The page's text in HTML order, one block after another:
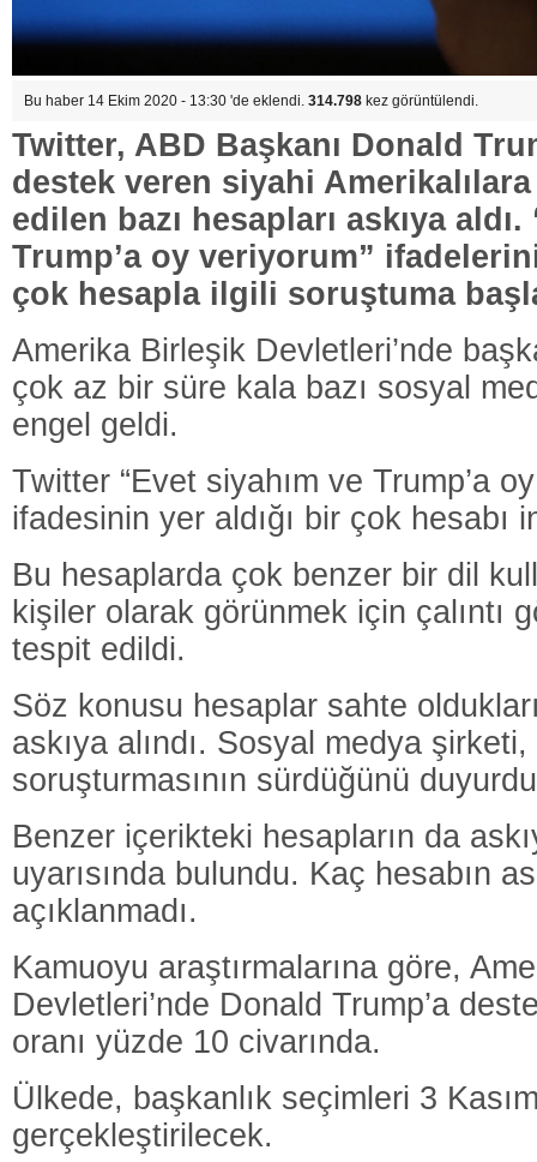
Bu haber 14 Ekim 2020 - 13:30 'de eklendi. 314.798 kez görüntülendi.
Twitter, ABD Başkanı Donald
destek veren siyahi
edilen bazı hesapları askıya
Trump’a oy veriyorum”
çok hesapla ilgili soruştuma
Amerika Birleşik Devletleri’nde
çok az bir süre kala bazı sosyal
engel geldi.
Twitter “Evet siyahım ve Trump’a
ifadesinin yer aldığı bir çok hesabı
Bu hesaplarda çok benzer bir dil
kişiler olarak görünmek için çalıntı
tespit edildi.
Söz konusu hesaplar sahte
askıya alındı. Sosyal medya
soruşturmasının sürdüğünü
Benzer içerikteki hesapların da
uyarısında bulundu. Kaç hesabın
açıklanmadı.
Kamuoyu araştırmalarına göre,
Devletleri’nde Donald Trump’a
oranı yüzde 10 civarında.
Ülkede, başkanlık seçimleri 3
gerçekleştirilecek.